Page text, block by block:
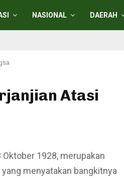
NASIONAL DAERAH
Atasi
1928, merupakan
menyatakan bangkitnya